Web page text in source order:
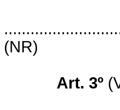
(NR)
Art. 3º